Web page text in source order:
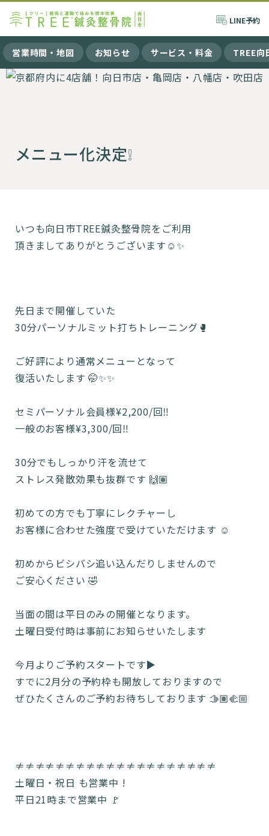
LINE予約
営業時間・地図 お知らせ サービス・料金 TREE向
メニュー化決定❕
いつも向日市TREE鍼灸整骨院をご利用
頂きましてありがとうございます☺️✨
先日まで開催していた
30分パーソナルミット打ちトレーニング🥊
ご好評により通常メニューとなって
復活いたします 🤭✨✨
セミパーソナル会員様¥2,200/回‼️
一般のお客様¥3,300/回‼️
30分でもしっかり汗を流せて
ストレス発散効果も抜群です 🙌🏽
初めての方でも丁寧にレクチャーし
お客様に合わせた強度で受けていただけます ☺️
初めからビシバシ追い込んだりしませんので
ご安心ください 🤣
当面の間は平日のみの開催となります。
土曜日受付時は事前にお知らせいたします
今月よりご予約スタートです▶️
すでに2月分の予約枠も開放しておりますので
ぜひたくさんのご予約お待ちしております 🫱🏽‍🫲🏼
≠≠≠≠≠≠≠≠≠≠≠≠≠≠≠≠≠≠≠≠
土曜日・祝日 も営業中 !
平日21時まで営業中 🚩